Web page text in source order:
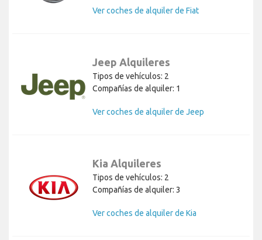
Ver coches de alquiler de Fiat
Jeep Alquileres
Tipos de vehículos: 2
Compañías de alquiler: 1
Ver coches de alquiler de Jeep
Kia Alquileres
Tipos de vehículos: 2
Compañías de alquiler: 3
Ver coches de alquiler de Kia